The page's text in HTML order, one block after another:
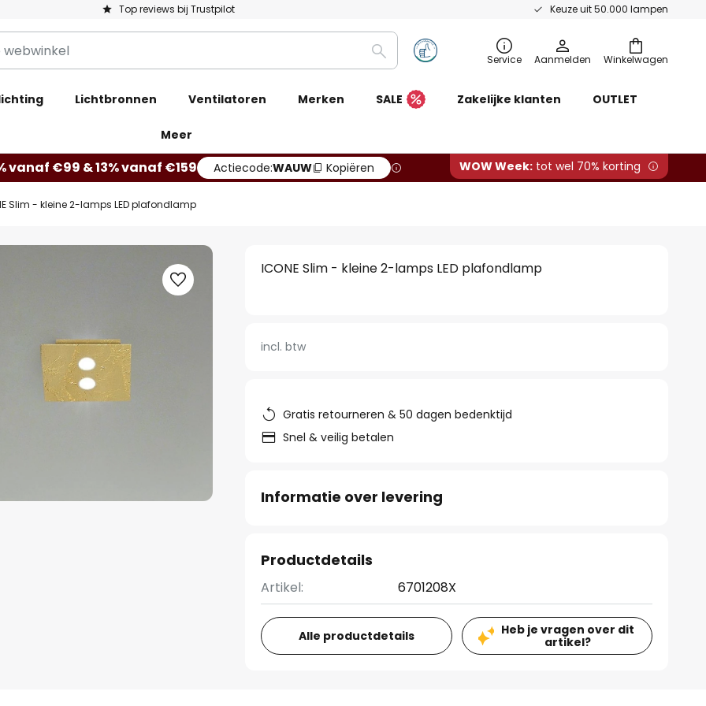
Top reviews bij Trustpilot Keuze uit 50.000 lampen
Winkelwagen
Zoeken Service Aanmelden
Lichtbronnen Ventilatoren Merken SALE Zakelijke klanten OUTLET
Meer
vanaf €99 & 13% vanaf €159 Actiecode:WAUW Kopiëren WOW Week: tot wel 70% korting
Slim - kleine 2-lamps LED plafondlamp
ICONE Slim - kleine 2-lamps LED plafondlamp
incl. btw
Gratis retourneren & 50 dagen bedenktijd
Snel & veilig betalen
Informatie over levering
Productdetails
Artikel: 6701208X
Alle productdetails
Heb je vragen over dit
artikel?